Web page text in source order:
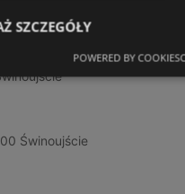
Świnoujście
SZCZEGÓŁY
POWERED BY